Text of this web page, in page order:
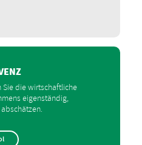
Sie die wirtschaftliche
eigenständig,